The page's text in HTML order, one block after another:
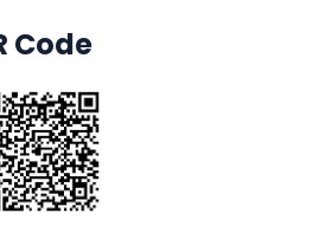
Code